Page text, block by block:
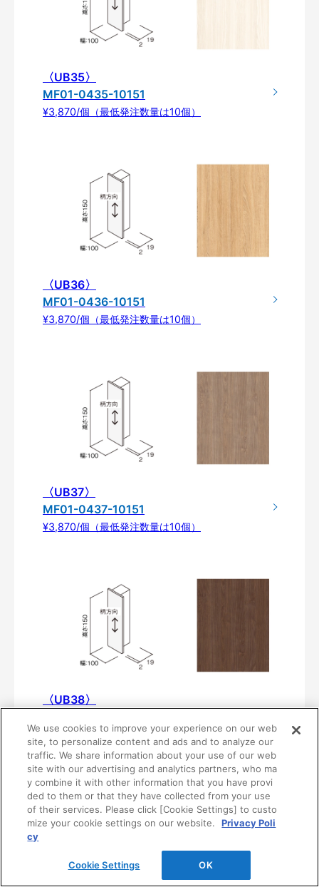
〈UB35〉
MF01-0435-10151
¥3,870/個（最低発注数量は10個）
〈UB36〉
MF01-0436-10151
¥3,870/個（最低発注数量は10個）
〈UB37〉
MF01-0437-10151
¥3,870/個（最低発注数量は10個）
〈UB38〉
¥3,870/個（最低発注数量は10個）
We use cookies to improve your experience on our web
site, to personalize content and ads and to analyze our
traffic. We share information about your use of our web
site with our advertising and analytics partners, who ma
y combine it with other information that you have provi
ded to them or that they have collected from your use
of their services. Please click [Cookie Settings] to custo
mize your cookie settings on our website.
Privacy Poli
cy
Cookie Settings OK